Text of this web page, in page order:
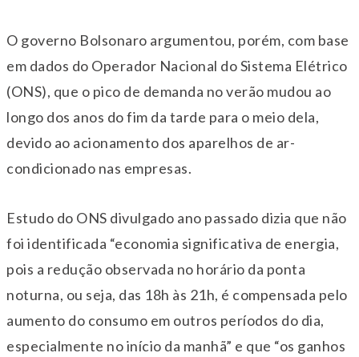
O governo Bolsonaro argumentou, porém, com base
em dados do Operador Nacional do Sistema Elétrico
(ONS), que o pico de demanda no verão mudou ao
longo dos anos do fim da tarde para o meio dela,
devido ao acionamento dos aparelhos de ar-
condicionado nas empresas.
Estudo do ONS divulgado ano passado dizia que não
foi identificada “economia significativa de energia,
pois a redução observada no horário da ponta
noturna, ou seja, das 18h às 21h, é compensada pelo
aumento do consumo em outros períodos do dia,
especialmente no início da manhã” e que “os ganhos